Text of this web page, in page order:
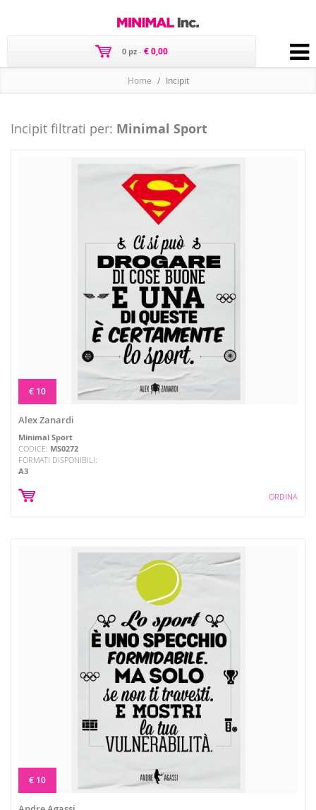
0 pz - € 0,00
Home Incipit
Incipit filtrati per: Minimal Sport
€ 10
Alex Zanardi
Minimal Sport
CODICE: MS0272
FORMATI DISPONIBILI:
A3
ORDINA
€ 10